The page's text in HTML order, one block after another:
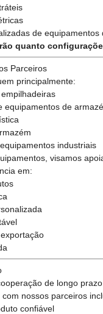
de equipamentos
quanto
Parceiros
principalmente:
equipamentos de
industriais
visamos
em:
de longo
nossos parceiros
confiável